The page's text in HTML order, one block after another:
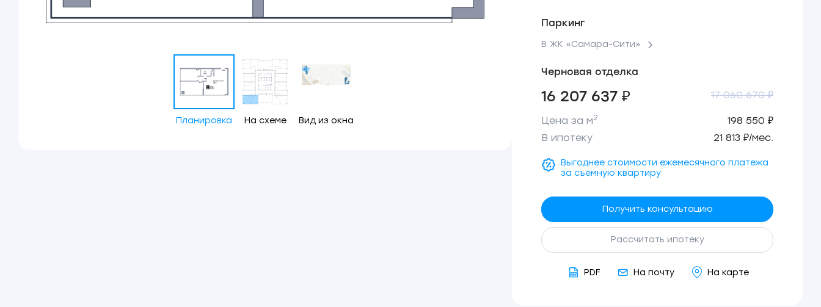
Планировка На схеме Вид из окна
Паркинг
В ЖК «Самара-Сити»
Черновая отделка
16 207 637 ₽ 17 060 670 ₽
Цена за м2
198 550 ₽
В ипотеку
21 813 ₽/мес.
Выгоднее стоимости ежемесячного платежа
за съемную квартиру
Получить консультацию
Рассчитать ипотеку
PDF На почту На карте